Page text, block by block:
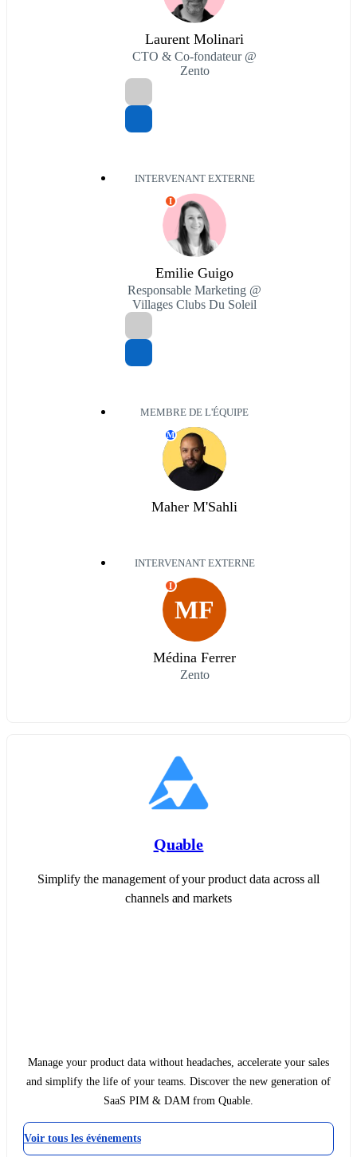
Laurent Molinari
CTO & Co-fondateur @
Zento
INTERVENANT EXTERNE
I
Emilie Guigo
Responsable Marketing @
Villages Clubs Du Soleil
MEMBRE DE L'ÉQUIPE
M
Maher M'Sahli
INTERVENANT EXTERNE
MF
I
Médina Ferrer
Zento
Quable
Simplify the management of your product data across all
channels and markets
Manage your product data without headaches, accelerate your sales
and simplify the life of your teams. Discover the new generation of
SaaS PIM & DAM from Quable.
Voir tous les événements